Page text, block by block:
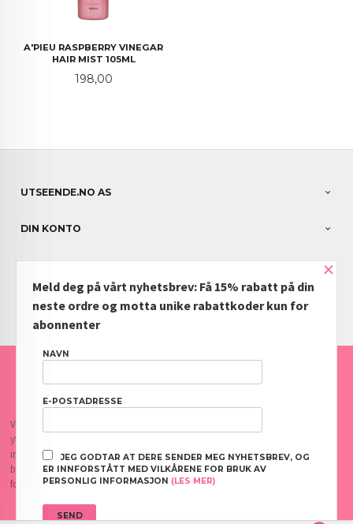
A'PIEU RASPBERRY VINEGAR
HAIR MIST 105ML
Pris
198,00
UTSEENDE.NO AS
DIN KONTO
NYHETSBREV
PARTNERE
FRAKT KJØPSBETINGELSER SIKKERHET OG PERSONVERN
Vår nettbutikk bruker cookies slik at du får en bedre kjøpsopplevelse og vi kan
yte deg bedre service. Vi bruker cookies hovedsaklig til å lagre
innloggingsdetaljer og huske hva du har puttet i handlekurven din. Fortsett å
bruke siden som normalt om du godtar dette.Les merellerendre innstillinger
for cookies.
×
Meld deg på vårt nyhetsbrev: Få 15% rabatt på din
neste ordre og motta unike rabattkoder kun for
abonnenter
NAVN
E-POSTADRESSE
JEG GODTAR AT DERE SENDER MEG NYHETSBREV, OG
ER INNFORSTÅTT MED VILKÅRENE FOR BRUK AV
PERSONLIG INFORMASJON (LES MER)